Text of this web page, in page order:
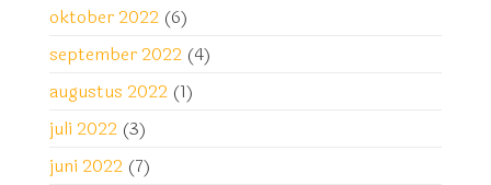
oktober 2022 (6)
september 2022 (4)
augustus 2022 (1)
juli 2022 (3)
juni 2022 (7)